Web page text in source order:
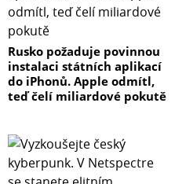
Rusko požaduje povinnou
instalaci státních aplikací
do iPhonů. Apple odmítl,
teď čelí miliardové pokutě